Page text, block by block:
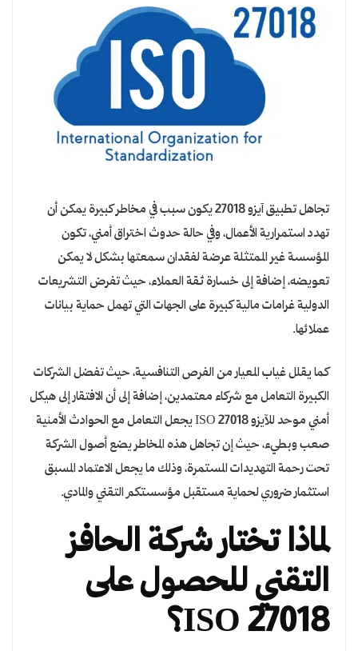
تجاهل تطبيق آيزو 27018 يكون سبب في مخاطر كبيرة يمكن أن
تهدد استمرارية الأعمال، وفي حالة حدوث اختراق أمني، تكون
المؤسسة غير الممتثلة عرضة لفقدان سمعتها بشكل لا يمكن
تعويضه، إضافة إلى خسارة ثقة العملاء، حيث تفرض التشريعات
الدولية غرامات مالية كبيرة على الجهات التي تهمل حماية بيانات
عملائها.
كما يقلل غياب المعيار من الفرص التنافسية، حيث تفضل الشركات
الكبيرة التعامل مع شركاء معتمدين، إضافة إلى أن الافتقار إلى هيكل
أمني موحد للآيزو ISO 27018 يجعل التعامل مع الحوادث الأمنية
صعب وبطيء، حيث إن تجاهل هذه المخاطر يضع أصول الشركة
تحت رحمة التهديدات المستمرة، وذلك ما يجعل الاعتماد المسبق
استثمار ضروري لحماية مستقبل مؤسستكم التقني والمادي.
لماذا تختار شركة الحافز
التقني للحصول على
ISO 27018؟